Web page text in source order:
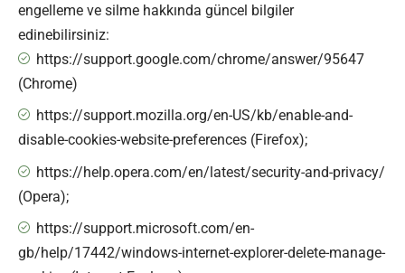
engelleme ve silme hakkında güncel bilgiler
edinebilirsiniz:
https://support.google.com/chrome/answer/95647
(Chrome)
https://support.mozilla.org/en-US/kb/enable-and-
disable-cookies-website-preferences (Firefox);
https://help.opera.com/en/latest/security-and-privacy/
(Opera);
https://support.microsoft.com/en-
gb/help/17442/windows-internet-explorer-delete-manage-